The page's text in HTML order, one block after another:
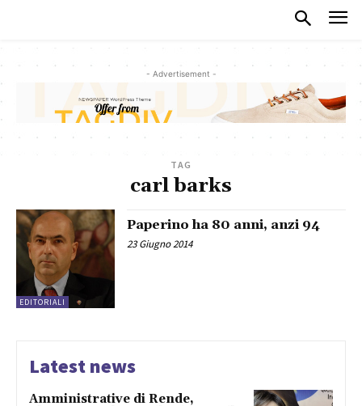
- Advertisement -
TAG
carl barks
EDITORIALI
Paperino ha 80 anni, anzi 94
23 Giugno 2014
Latest news
Amministrative di Rende,